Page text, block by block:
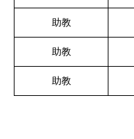
助教
助教
助教